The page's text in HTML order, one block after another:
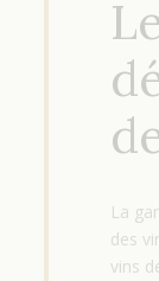
La
des
vins